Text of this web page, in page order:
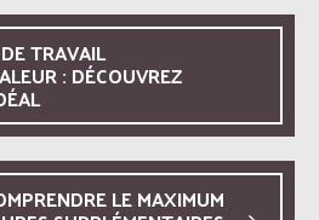
TRAVAIL
: DÉCOUVREZ
LE MAXIMUM